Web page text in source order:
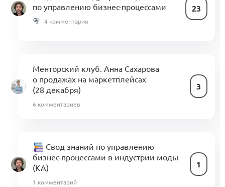
по управлению бизнес-процессами
23
4 комментария
Менторский клуб. Анна Сахарова
о продажах на маркетплейсах
(28 декабря)
3
6 комментариев
Свод знаний по управлению
бизнес-процессами в индустрии моды
(KA)
1
1 комментарий